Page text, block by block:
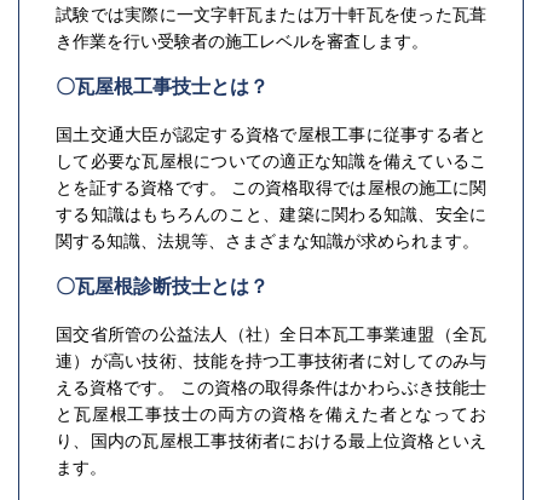
試験では実際に一文字軒瓦または万十軒瓦を使った瓦葺
き作業を行い受験者の施工レベルを審査します。
〇瓦屋根工事技士とは？
国土交通大臣が認定する資格で屋根工事に従事する者と
して必要な瓦屋根についての適正な知識を備えているこ
とを証する資格です。 この資格取得では屋根の施工に関
する知識はもちろんのこと、建築に関わる知識、安全に
関する知識、法規等、さまざまな知識が求められます。
〇瓦屋根診断技士とは？
国交省所管の公益法人（社）全日本瓦工事業連盟（全瓦
連）が高い技術、技能を持つ工事技術者に対してのみ与
える資格です。 この資格の取得条件はかわらぶき技能士
と瓦屋根工事技士の両方の資格を備えた者となってお
り、国内の瓦屋根工事技術者における最上位資格といえ
ます。